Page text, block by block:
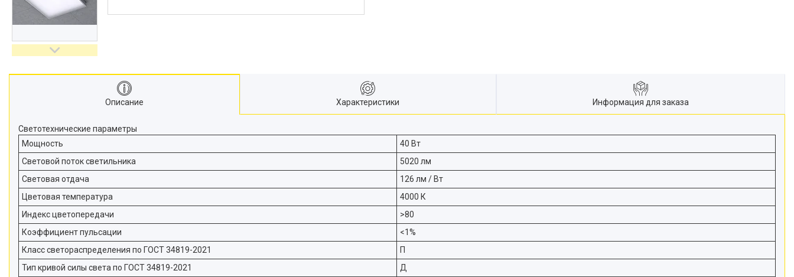
Описание Характеристики Информация для заказа
Светотехнические параметры
Мощность
40 Вт
Световой поток светильника
5020 лм
Световая отдача
126 лм / Вт
Цветовая температура
4000 К
Индекс цветопередачи
>80
Коэффициент пульсации
<1%
Класс светораспределения по ГОСТ 34819-2021
П
Тип кривой силы света по ГОСТ 34819-2021
Д